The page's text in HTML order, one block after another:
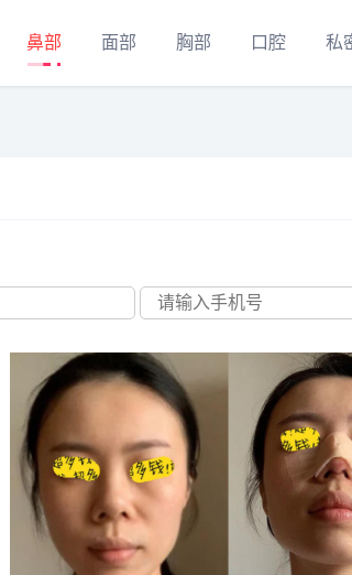
鼻部 面部 胸部 口腔 私